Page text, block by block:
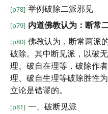
[p78] 举例破除二派邪见
[p79] 内道佛教认为：断常
[p80] 佛教认为，断常两派
破除。其中断见派，以破
理、破自在理等，破除作
理、破自生理等破除胜性
立论是错谬的。
[p81] 一、破断见派